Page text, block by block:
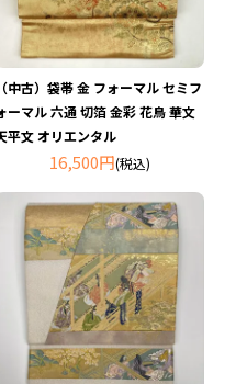
（中古）袋帯 金 フォーマル セミフ
ーマル 六通 切箔 金彩 花鳥 華文
平文 オリエンタル
16,500円(税込)